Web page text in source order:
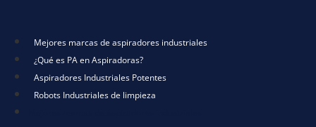
Mejores marcas de aspiradores industriales
¿Qué es PA en Aspiradoras?
Aspiradores Industriales Potentes
Robots Industriales de limpieza